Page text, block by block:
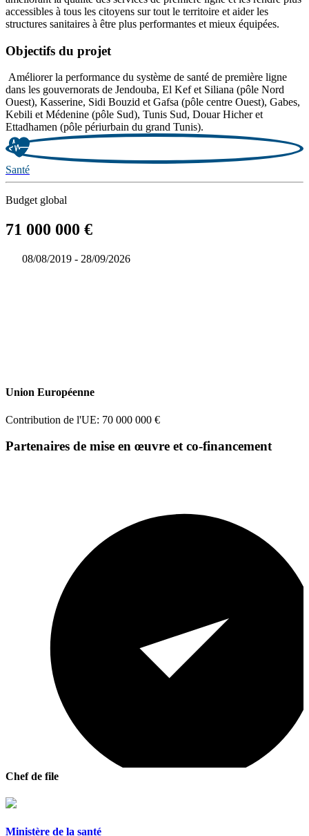
accessibles à tous les citoyens sur tout le territoire et aider les
structures sanitaires à être plus performantes et mieux équipées.
Objectifs du projet
Améliorer la performance du système de santé de première ligne
dans les gouvernorats de Jendouba, El Kef et Siliana (pôle Nord
Ouest), Kasserine, Sidi Bouzid et Gafsa (pôle centre Ouest), Gabes,
Kebili et Médenine (pôle Sud), Tunis Sud, Douar Hicher et
Ettadhamen (pôle périurbain du grand Tunis).
Santé
Budget global
71 000 000 €
08/08/2019 - 28/09/2026
Union Européenne
Contribution de l'UE: 70 000 000 €
Partenaires de mise en œuvre et co-financement
Chef de file
Ministère de la santé